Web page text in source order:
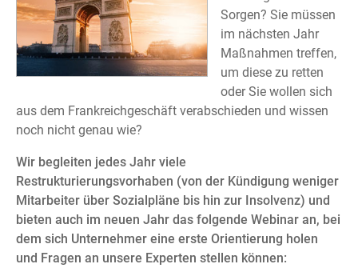
Sorgen? Sie müssen
im nächsten Jahr
Maßnahmen treffen,
um diese zu retten
oder Sie wollen sich
aus dem Frankreichgeschäft verabschieden und wissen
noch nicht genau wie?
Wir begleiten jedes Jahr viele
Restrukturierungsvorhaben (von der Kündigung weniger
Mitarbeiter über Sozialpläne bis hin zur Insolvenz) und
bieten auch im neuen Jahr das folgende Webinar an, bei
dem sich Unternehmer eine erste Orientierung holen
und Fragen an unsere Experten stellen können: